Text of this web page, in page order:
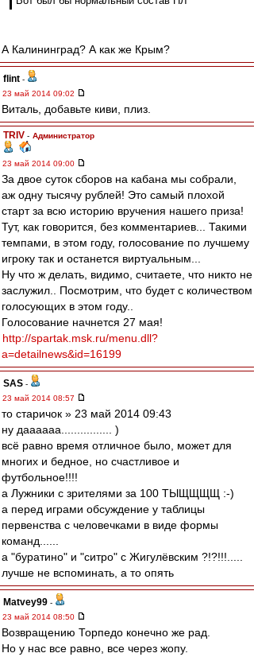
А Калининград? А как же Крым?
flint -
23 май 2014 09:02
Виталь, добавьте киви, плиз.
TRIV - Администратор
23 май 2014 09:00
За двое суток сборов на кабана мы собрали,
аж одну тысячу рублей! Это самый плохой
старт за всю историю вручения нашего приза!
Тут, как говорится, без комментариев... Такими
темпами, в этом году, голосование по лучшему
игроку так и останется виртуальным...
Ну что ж делать, видимо, считаете, что никто не
заслужил.. Посмотрим, что будет с количеством
голосующих в этом году..
Голосование начнется 27 мая!
http://spartak.msk.ru/menu.dll?
a=detailnews&id=16199
SAS -
23 май 2014 08:57
то старичок » 23 май 2014 09:43
ну даааааа................ )
всё равно время отличное было, может для
многих и бедное, но счастливое и
футбольное!!!!
а Лужники с зрителями за 100 ТЫЩЩЩЩ :-)
а перед играми обсуждение у таблицы
первенства с человечками в виде формы
команд......
а "буратино" и "cитро" с Жигулёвским ?!?!!!.....
лучше не вспоминать, а то опять
Matvey99 -
23 май 2014 08:50
Возвращению Торпедо конечно же рад.
Но у нас все равно, все через жопу.